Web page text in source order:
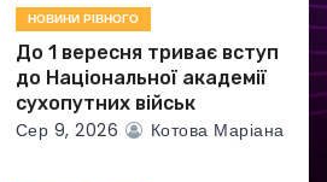
НОВИНИ РІВНОГО
До 1 вересня триває вступ
до Національної академії
сухопутних військ
Сер 9, 2026 Котова Маріана